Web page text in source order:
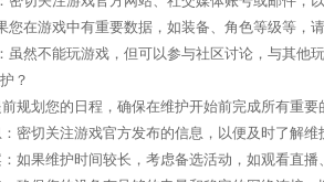
您在游戏中有重要数据，如装备、角色等级等，
虽然不能玩游戏，但可以参与社区讨论，与其他玩
？
规划您的日程，确保在维护开始前完成所有重要
密切关注游戏官方发布的信息，以便及时了解维
如果维护时间较长，考虑备选活动，如观看直播